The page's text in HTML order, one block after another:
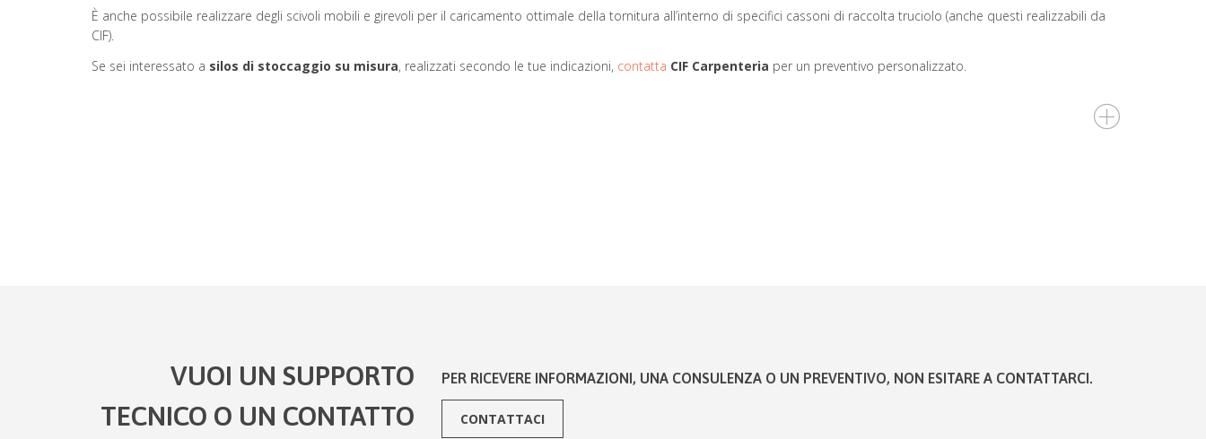
È anche possibile realizzare degli scivoli mobili e girevoli per il caricamento ottimale della tornitura all’interno di specifici cassoni di raccolta truciolo (anche questi realizzabili da
CIF).
Se sei interessato a silos di stoccaggio su misura, realizzati secondo le tue indicazioni, contatta CIF Carpenteria per un preventivo personalizzato.
VUOI UN SUPPORTO
TECNICO O UN CONTATTO
PER RICEVERE INFORMAZIONI, UNA CONSULENZA O UN PREVENTIVO, NON ESITARE A CONTATTARCI.
CONTATTACI